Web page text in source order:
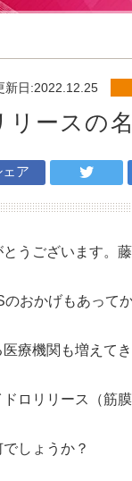
新日:2022.12.25
リースの
ェア
うございます。
おかげもあって
療機関も増えてき
ロリリース（筋
しょうか？